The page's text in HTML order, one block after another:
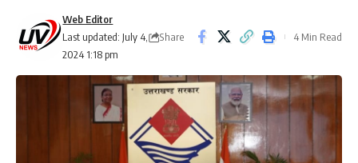
Last updated: July 4,
2024 1:18 pm
Web Editor
Share
4 Min Read